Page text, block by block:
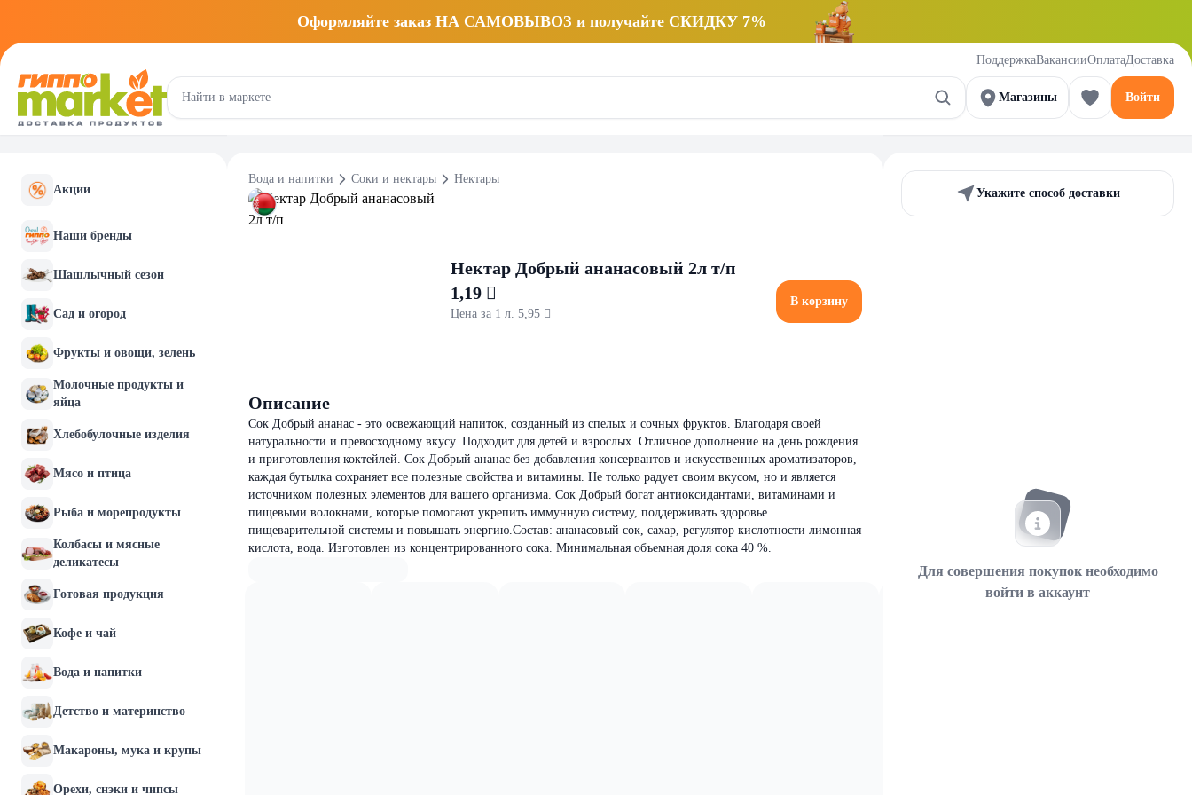
Оформляйте заказ НА САМОВЫВОЗ и получайте СКИДКУ 7%
ПоддержкаВакансииОплатаДоставка
Магазины Войти
Акции
Наши бренды
Шашлычный сезон
Сад и огород
Фрукты и овощи, зелень
Молочные продукты и
яйца
Хлебобулочные изделия
Мясо и птица
Рыба и морепродукты
Колбасы и мясные
деликатесы
Готовая продукция
Кофе и чай
Вода и напитки
Детство и материнство
Макароны, мука и крупы
Орехи, снэки и чипсы
Вода и напитки Соки и нектары Нектары
Нектар Добрый ананасовый 2л т/п
1,19 
Цена за 1 л. 5,95 
В корзину
Описание
Сок Добрый ананас - это освежающий напиток, созданный из спелых и сочных фруктов. Благодаря своей
натуральности и превосходному вкусу. Подходит для детей и взрослых. Отличное дополнение на день рождения
и приготовления коктейлей. Сок Добрый ананас без добавления консервантов и искусственных ароматизаторов,
каждая бутылка сохраняет все полезные свойства и витамины. Не только радует своим вкусом, но и является
источником полезных элементов для вашего организма. Сок Добрый богат антиоксидантами, витаминами и
пищевыми волокнами, которые помогают укрепить иммунную систему, поддерживать здоровье
пищеварительной системы и повышать энергию.Состав: ананасовый сок, сахар, регулятор кислотности лимонная
кислота, вода. Изготовлен из концентрированного сока. Минимальная объемная доля сока 40 %.
Укажите способ доставки
Для совершения покупок необходимо
войти в аккаунт